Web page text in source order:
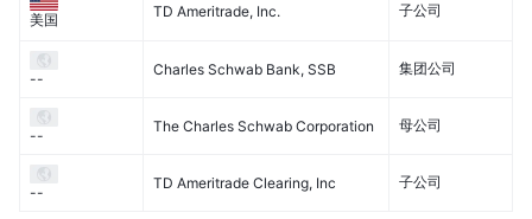
美国 TD Ameritrade, Inc. 子公司
--
Charles Schwab Bank, SSB 集团公司
--
The Charles Schwab Corporation 母公司
--
TD Ameritrade Clearing, Inc 子公司